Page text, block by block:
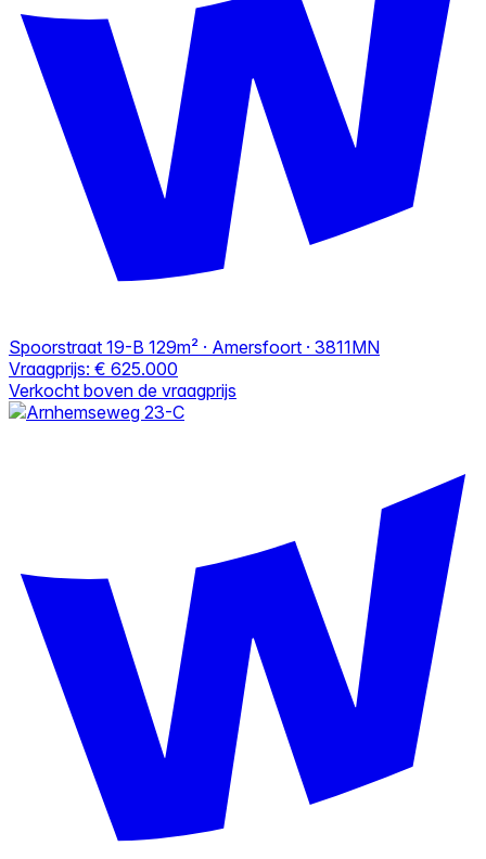
Spoorstraat 19-B 129m² · Amersfoort · 3811MN
Vraagprijs: € 625.000
Verkocht boven de vraagprijs